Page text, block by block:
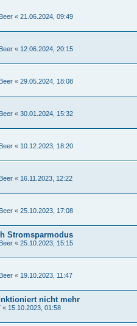
« 21.06.2024, 09:49
« 12.06.2024, 20:15
« 29.05.2024, 18:08
« 30.01.2024, 15:32
« 10.12.2023, 18:20
« 16.11.2023, 12:22
« 25.10.2023, 17:08
Stromsparmodus
« 25.10.2023, 15:15
« 19.10.2023, 11:47
nicht mehr
« 15.10.2023, 01:58